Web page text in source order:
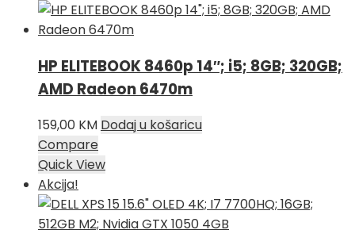
HP ELITEBOOK 8460p 14″; i5; 8GB; 320GB;
AMD Radeon 6470m
159,00 KM Dodaj u košaricu
Compare
Quick View
Akcija!